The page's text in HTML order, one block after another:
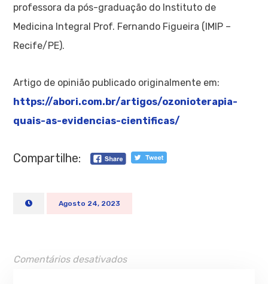
professora da pós-graduação do Instituto de
Medicina Integral Prof. Fernando Figueira (IMIP –
Recife/PE).
Artigo de opinião publicado originalmente em:
https://abori.com.br/artigos/ozonioterapia-
quais-as-evidencias-cientificas/
Compartilhe:
Agosto 24, 2023
Comentários desativados